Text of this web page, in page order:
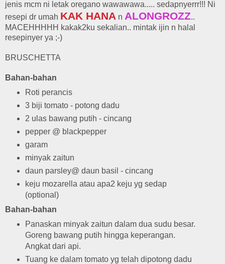
jenis mcm ni letak oregano wawawawa..... sedapnyerrr!!! Ni
resepi dr umah KAK HANA n ALONGROZZ..
MACEHHHHH kakak2ku sekalian.. mintak ijin n halal
resepinyer ya ;-)
BRUSCHETTA
Bahan-bahan
Roti perancis
3 biji tomato - potong dadu
2 ulas bawang putih - cincang
pepper @ blackpepper
garam
minyak zaitun
daun parsley@ daun basil - cincang
keju mozarella atau apa2 keju yg sedap
(optional)
Bahan-bahan
Panaskan minyak zaitun dalam dua sudu besar.
Goreng bawang putih hingga keperangan.
Angkat dari api.
Tuang ke dalam tomato yg telah dipotong dadu